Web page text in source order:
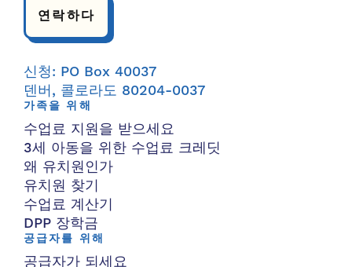
연락하다
신청: PO Box 40037
덴버, 콜로라도 80204-0037
가족을 위해
수업료 지원을 받으세요
3세 아동을 위한 수업료 크레딧
왜 유치원인가
유치원 찾기
수업료 계산기
DPP 장학금
공급자를 위해
공급자가 되세요